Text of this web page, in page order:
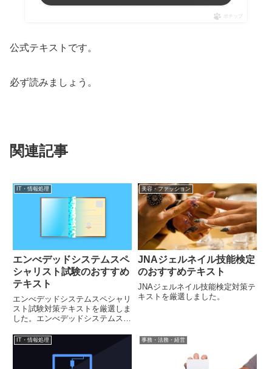
ポチップ
公式テキストです。
必ず読みましょう。
関連記事
IT・情報処理
エンべデッドシステムスペ
シャリスト試験のおすすめ
テキスト
エンべデッドシステムスペシャリ
スト試験対策テキストを厳選しま
した。エンべデッドシステムスペ
組み込みシステムに関する幅広い
知識が身に着きます。
美容・ファッション
JNAジェルネイル技能検定
のおすすめテキスト
JNAジェルネイル技能検定対策テ
キストを厳選しました。
IT・情報処理 事務・法務・経営